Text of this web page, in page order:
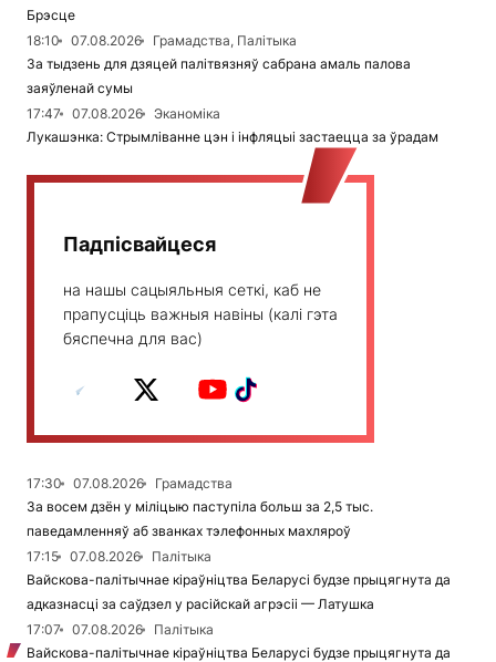
Брэсце
18:10
07.08.2026
Грамадства, Палітыка
За тыдзень для дзяцей палітвязняў сабрана амаль палова
заяўленай сумы
17:47
07.08.2026
Эканоміка
Лукашэнка: Стрымліванне цэн і інфляцыі застаецца за ўрадам
Падпісвайцеся
на нашы сацыяльныя сеткі, каб не
прапусціць важныя навіны (калі гэта
бяспечна для вас)
17:30 07.08.2026
Грамадства
За восем дзён у міліцыю паступіла больш за 2,5 тыс.
паведамленняў аб званках тэлефонных махляроў
17:15
07.08.2026
Палітыка
Вайскова-палітычнае кіраўніцтва Беларусі будзе прыцягнута да
адказнасці за саўдзел у расійскай агрэсіі — Латушка
17:07
07.08.2026
Палітыка
Вайскова-палітычнае кіраўніцтва Беларусі будзе прыцягнута да